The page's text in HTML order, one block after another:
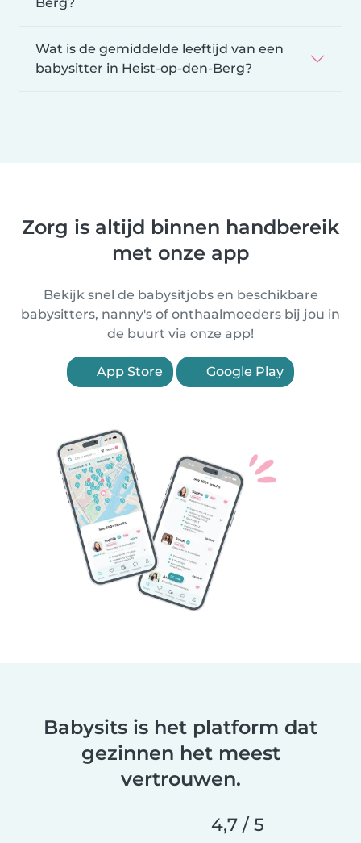
Wat is de gemiddelde leeftijd van een
babysitter in Heist-op-den-Berg?
Zorg is altijd binnen handbereik
met onze app
Bekijk snel de babysitjobs en beschikbare
babysitters, nanny's of onthaalmoeders bij jou in
de buurt via onze app!
App Store Google Play
Babysits is het platform dat
gezinnen het meest
vertrouwen.
4,7 / 5